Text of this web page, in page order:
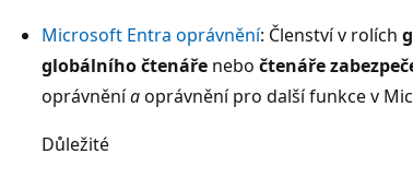
Microsoft Entra oprávnění: Členství v rolích
globálního čtenáře nebo čtenáře
oprávněníaoprávnění pro další funkce v
Důležité